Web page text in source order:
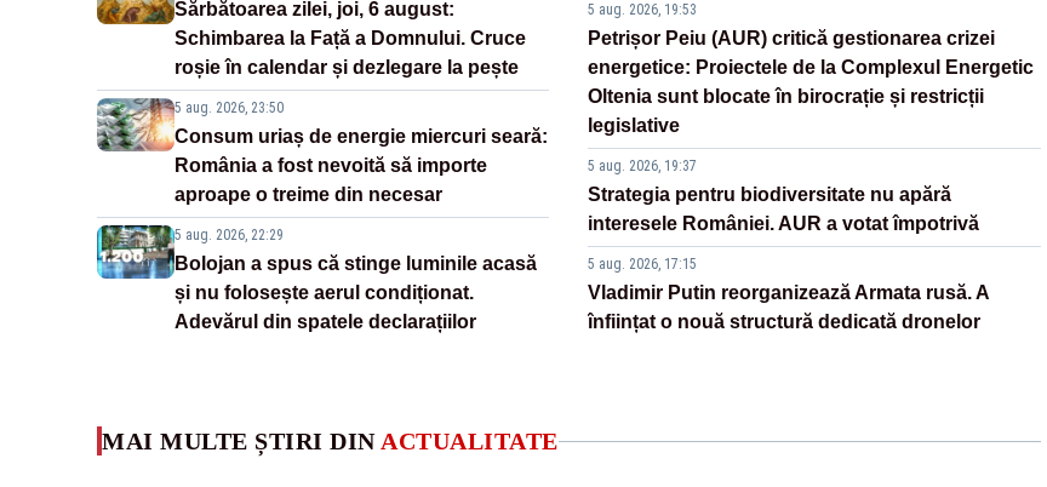
Sărbătoarea zilei, joi, 6 august:
Schimbarea la Față a Domnului. Cruce
roșie în calendar și dezlegare la pește
5 aug. 2026, 23:50
Consum uriaș de energie miercuri seară:
România a fost nevoită să importe
aproape o treime din necesar
5 aug. 2026, 22:29
Bolojan a spus că stinge luminile acasă
și nu folosește aerul condiționat.
Adevărul din spatele declarațiilor
5 aug. 2026, 19:53
Petrișor Peiu (AUR) critică gestionarea crizei
energetice: Proiectele de la Complexul Energetic
Oltenia sunt blocate în birocrație și restricții
legislative
5 aug. 2026, 19:37
Strategia pentru biodiversitate nu apără
interesele României. AUR a votat împotrivă
5 aug. 2026, 17:15
Vladimir Putin reorganizează Armata rusă. A
înființat o nouă structură dedicată dronelor
MAI MULTE ȘTIRI DIN ACTUALITATE